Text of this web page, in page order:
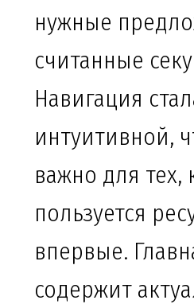
нужные
считанные
Навигация
интуитивной,
важно для тех,
пользуется
впервые.
содержит